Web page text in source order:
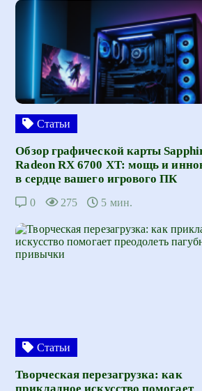
Статьи
Обзор графической карты
Radeon RX 6700 XT: мощь и
в сердце вашего игрового ПК
0 275 5 мин.
Статьи
Творческая перезагрузка: как